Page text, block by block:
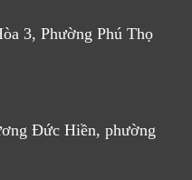
3, Phường Phú Thọ
Đức Hiền, phường